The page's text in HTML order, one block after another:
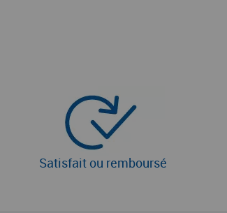
Satisfait ou remboursé